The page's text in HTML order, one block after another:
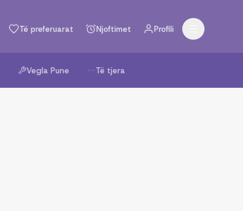
Të preferuarat Njoftimet Profili
Vegla Pune Të tjera